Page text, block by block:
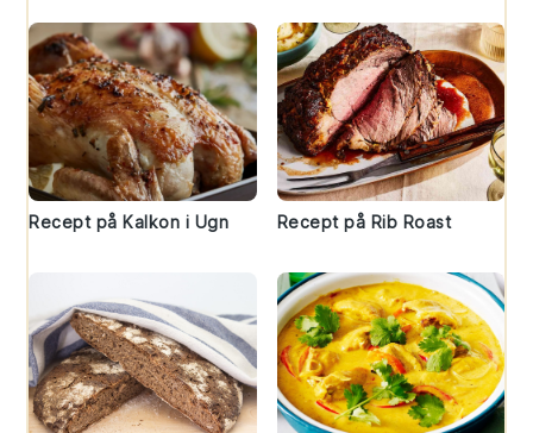
Recept på Kalkon i Ugn Recept på Rib Roast